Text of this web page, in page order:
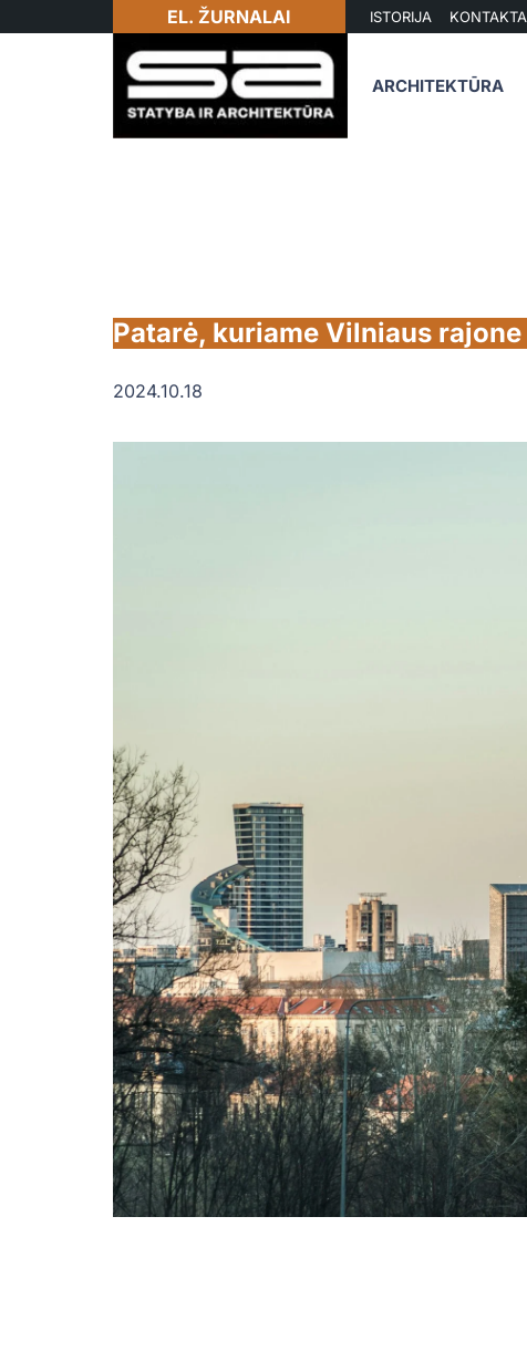
EL. ŽURNALAI ISTORIJA
ARCHITEKTŪRA
Patarė, kuriame Vilniaus
2024.10.18